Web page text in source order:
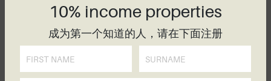
请向他们索取打印的资金明细表。
7. 有关您的子女和配偶的文件（如果申请家庭居留
证），如出生证明、护照和照片。
一旦提交申请并获得批准，您的新土耳其居留证将
10% income properties
成为第一个知道的人，请在下面注册